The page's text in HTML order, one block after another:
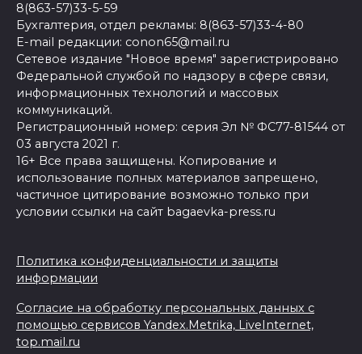
8(863-57)33-5-59
Бухгалтерия, отдел рекламы: 8(863-57)33-4-80
E-mail редакции: conon65@mail.ru
Сетевое издание "Новое время" зарегистрировано
Федеральной службой по надзору в сфере связи,
информационных технологий и массовых
коммуникаций.
Регистрационный номер: серия Эл № ФС77-81544 от
03 августа 2021 г.
16+ Все права защищены. Копирование и
использование полных материалов запрещено,
частичное цитирование возможно только при
условии ссылки на сайт bagaevka-press.ru
Политика конфиденциальности и защиты
информации
Согласие на обработку персональных данных с
помощью сервисов Yandex.Metrika, LiveInternet,
top.mail.ru